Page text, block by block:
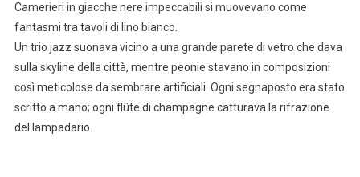
Camerieri in giacche nere impeccabili si muovevano come
fantasmi tra tavoli di lino bianco.
Un trio jazz suonava vicino a una grande parete di vetro che dava
sulla skyline della città, mentre peonie stavano in composizioni
così meticolose da sembrare artificiali. Ogni segnaposto era stato
scritto a mano; ogni flûte di champagne catturava la rifrazione
del lampadario.